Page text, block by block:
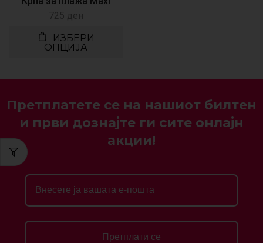
725 ден
ИЗБЕРИ
ОПЦИЈА
Претплатете се на нашиот билтен
и први дознајте ги сите онлајн
акции!
Претплати се